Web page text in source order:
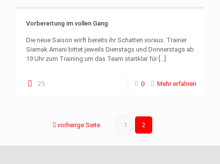
Vorbereitung im vollen Gang
Die neue Saison wirft bereits ihr Schatten voraus. Trainer
Siamak Amani bittet jeweils Dienstags und Donnerstags ab
19 Uhr zum Training um das Team startklar für […]
25 0 Mehr erfahren
vorherige Seite 1 2